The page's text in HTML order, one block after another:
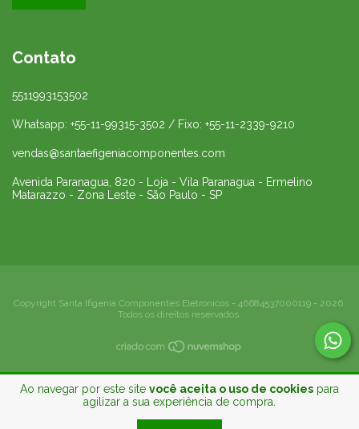
Ao navegar por este site você aceita o uso de cookies para
agilizar a sua experiência de compra.
Contato
5511993153502
Whatsapp: +55-11-99315-3502 / Fixo: +55-11-2339-9210
vendas@santaefigeniacomponentes.com
Avenida Paranagua, 820 - Loja - Vila Paranagua - Ermelino
Matarazzo - Zona Leste - São Paulo - SP
Copyright Santa Ifigenia Componentes Eletronicos - 46684537000119 - 2026.
Todos os direitos reservados.